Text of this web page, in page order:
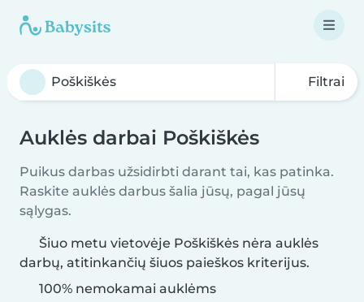
Filtrai
Auklės darbai Poškiškės
Puikus darbas užsidirbti darant tai, kas patinka.
Raskite auklės darbus šalia jūsų, pagal jūsų
sąlygas.
Šiuo metu vietovėje Poškiškės nėra auklės
darbų, atitinkančių šiuos paieškos kriterijus.
100% nemokamai auklėms